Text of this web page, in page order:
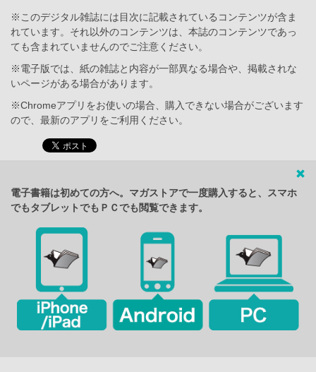
※このデジタル雑誌には目次に記載されているコンテンツが含ま
れています。それ以外のコンテンツは、本誌のコンテンツであっ
ても含まれていませんのでご注意ください。
※電子版では、紙の雑誌と内容が一部異なる場合や、掲載されな
いページがある場合があります。
※Chromeアプリをお使いの場合、購入できない場合がございます
ので、最新のアプリをご利用ください。
電子書籍は初めての方へ。マガストアで一度購入すると、スマホ
でもタブレットでもＰＣでも閲覧できます。